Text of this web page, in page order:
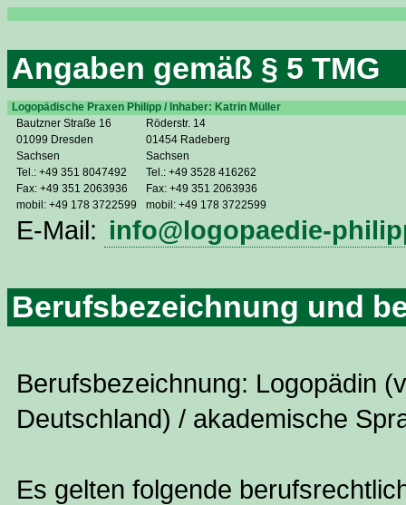
Angaben gemäß § 5 TMG
Logopädische Praxen Philipp / Inhaber: Katrin Müller
Bautzner Straße 16
01099 Dresden
Sachsen
Tel.: +49 351 8047492
Fax: +49 351 2063936
mobil: +49 178 3722599
Röderstr. 14
01454 Radeberg
Sachsen
Tel.: +49 3528 416262
Fax: +49 351 2063936
mobil: +49 178 3722599
E-Mail: info@logopaedie-
Berufsbezeichnung und
Berufsbezeichnung: Logopädin
Deutschland) / akademische
Es gelten folgende